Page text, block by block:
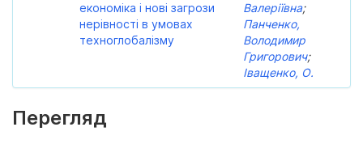
економіка і нові загрози
нерівності в умовах
техноглобалізму
Валеріївна;
Панченко,
Володимир
Григорович;
Іващенко, О.
Перегляд